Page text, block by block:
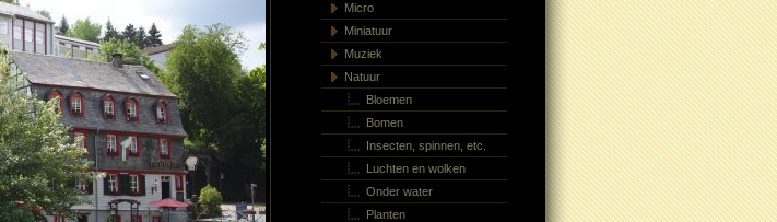
Micro
Miniatuur
Muziek
Natuur
Bloemen
Bomen
Insecten, spinnen, etc.
Luchten en wolken
Onder water
Planten